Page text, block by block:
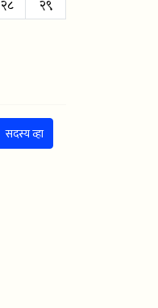
२८ २९
सदस्य व्हा